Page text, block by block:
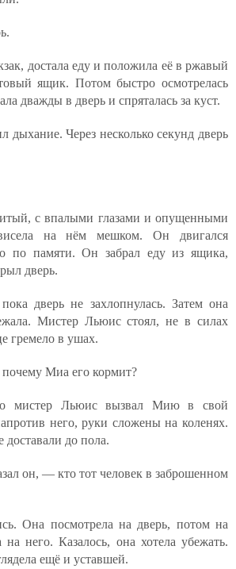
достала еду и положила её в ржавый
ящик. Потом быстро осмотрелась
дважды в дверь и спряталась за куст.
дыхание. Через несколько секунд дверь
с впалыми глазами и опущенными
на нём мешком. Он двигался
по памяти. Он забрал еду из ящика,
дверь.
дверь не захлопнулась. Затем она
Мистер Льюис стоял, не в силах
гремело в ушах.
почему Миа его кормит?
мистер Льюис вызвал Мию в свой
него, руки сложены на коленях.
до пола.
он, — кто тот человек в заброшенном
Она посмотрела на дверь, потом на
него. Казалось, она хотела убежать.
ещё и уставшей.